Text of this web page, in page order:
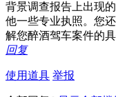
背景调查报告上出现
他一些专业执照。您
解您醉酒驾车案件的具
回复
使用道具 举报